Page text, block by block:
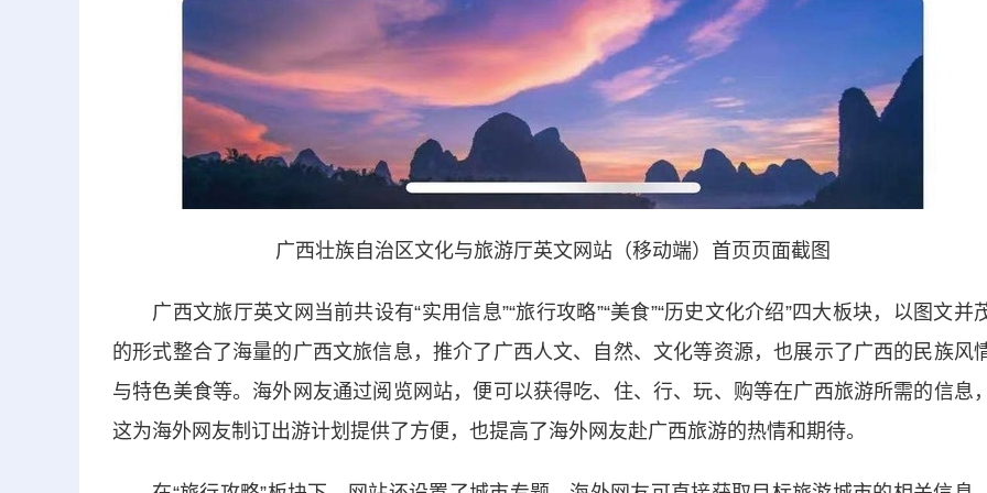
广西壮族自治区文化与旅游厅英文网站（移动端）首页页面截图
广西文旅厅英文网当前共设有“实用信息”“旅行攻略”“美食”“历史文化介绍”四大板块，以图文并
的形式整合了海量的广西文旅信息，推介了广西人文、自然、文化等资源，也展示了广西的民族风
与特色美食等。海外网友通过阅览网站，便可以获得吃、住、行、玩、购等在广西旅游所需的信息，
这为海外网友制订出游计划提供了方便，也提高了海外网友赴广西旅游的热情和期待。